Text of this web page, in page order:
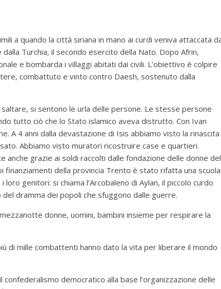
a quando la città siriana in mano ai curdi veniva attaccata
Turchia, il secondo esercito della Nato. Dopo Afrin,
e bombarda i villaggi abitati dai civili. L’obiettivo è colpire
combattuto e vinto contro Daesh, sostenuto dalla
si sentono le urla delle persone. Le stesse persone
tutto ciò che lo Stato islamico aveva distrutto. Con Ivan
A 4 anni dalla devastazione di Isis abbiamo visto la rinascita
Abbiamo visto muratori ricostruire case e quartieri.
anche grazie ai soldi raccolti dalle fondazione delle donne del
finanziamenti della provincia Trento è stato rifatta una scuola
genitori: si chiama l’Arcobaleno di Aylan, il piccolo curdo
dramma dei popoli che sfuggono dalle guerre.
donne, uomini, bambini insieme per respirare la
di mille combattenti hanno dato la vita per liberare il mondo
democratico alla base l’organizzazione delle